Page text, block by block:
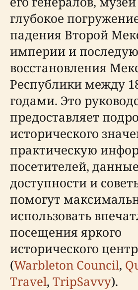
глубокое
падения Второй
империи и
восстановления
Республики между
годами. Это
предоставляет
исторического
практическую
посетителей,
доступности и
помогут
использовать
посещения яркого
исторического
(Warbleton Council,
Travel, TripSavvy).